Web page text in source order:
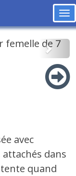
avec
dans
quand